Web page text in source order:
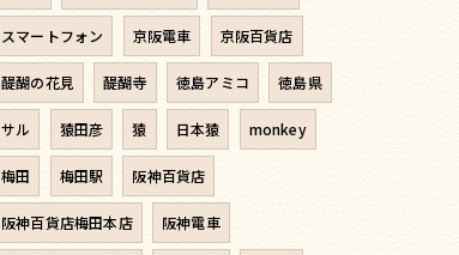
スマートフォン 京阪電車 京阪百貨店
醍醐の花見 醍醐寺 徳島アミコ 徳島県
サル 猿田彦 猿 日本猿 monkey
梅田 梅田駅 阪神百貨店
阪神百貨店梅田本店 阪神電車